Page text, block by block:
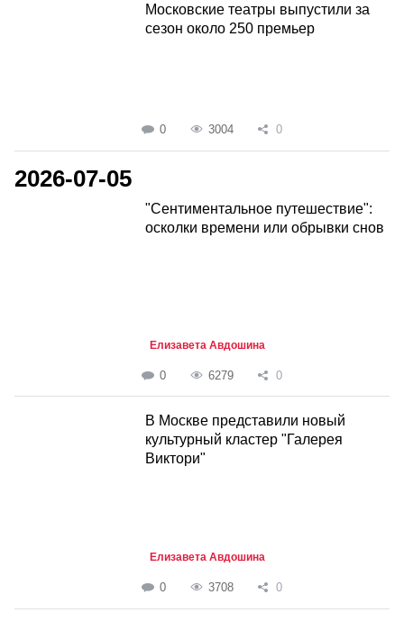
Московские театры выпустили за
сезон около 250 премьер
0 3004 0
2026-07-05
"Сентиментальное путешествие":
осколки времени или обрывки снов
Елизавета Авдошина
0 6279 0
В Москве представили новый
культурный кластер "Галерея
Виктори"
Елизавета Авдошина
0 3708 0